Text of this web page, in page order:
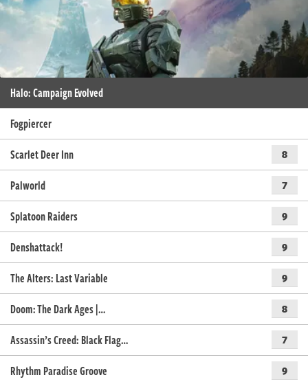
Halo: Campaign Evolved
Fogpiercer
Scarlet Deer Inn
8
Palworld 7
Splatoon Raiders 9
Denshattack! 9
The Alters: Last Variable 9
Doom: The Dark Ages |… 8
Assassin’s Creed: Black Flag… 7
Rhythm Paradise Groove 9